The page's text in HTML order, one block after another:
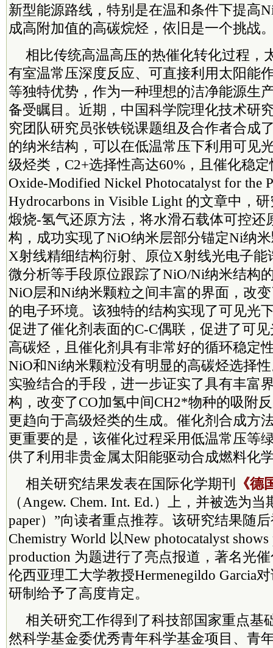
新型能源路线，特别是在温和条件下提高
成高附加值的高碳烷烃，依旧是一个挑战
相比传统高温高压的热催化转化过程，
有室温常压深度反应、可直接利用太阳能
等独特优势，作为一种理想的洁净能源生
备受瞩目。近期，中国科学院理化技术研
究团队研究员张铁锐课题组及合作者合成
的纳米结构，可以在低温常压下利用可见
级烃类，C2+选择性高达60%，且催化稳
Oxide-Modified Nickel Photocatalyst for the
Hydrocarbons in Visible Light 的文章中，
煅烧-氢气还原方法，将水滑石载体可控还
构，成功实现了NiO纳米层部分锚定Ni纳
X射线精细结构衍射、原位X射线光电子能
微分析等手段原位跟踪了NiO/Ni纳米结构
NiO层和Ni纳米颗粒之间丰富的界面，改
的电子环境。该独特的结构实现了可见光
促进了催化剂表面的C-C偶联，促进了可
高碳烃，且催化剂具有非常好的循环稳定
NiO和Ni纳米颗粒没有明显的高碳烃选择
实验结合的手段，进一步证实了具有丰富
构，改变了CO加氢中间CH2*物种的吸附
更趋向于高级烃类的生成。催化剂合成方
更重要的是，该催化过程采用低温常压等
供了利用非贵金属太阳能驱动合成燃料化
相关研究结果发表在国际化学期刊
《
（Angew. Chem. Int. Ed.）上，并被选为当
paper）”向读者重点推荐。该研究结果随
Chemistry World 以New photocatalyst
production 为题进行了亮点报道，著名光
伦西亚理工大学教授Hermenegildo Garcia
研制给予了高度肯定。
相关研究工作得到了科技部国家重点基
然科学基金委优秀青年科学基金项目、青